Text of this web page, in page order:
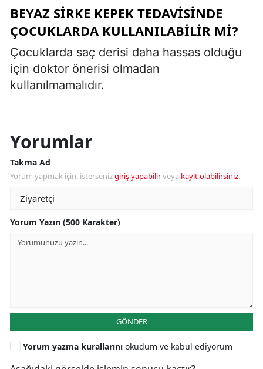
BEYAZ SIRKE KEPEK TEDAVISINDE
ÇOCUKLARDA KULLANILABILIR MI?
Çocuklarda saç derisi daha hassas olduğu
için doktor önerisi olmadan
kullanılmamalıdır.
Yorumlar
Takma Ad
Yorum yapmak için, istersenizgiriş yapabilirveya kayıt olabilirsiniz.
Yorum Yazın (500 Karakter)
GÖNDER
Yorum yazma kurallarını okudum ve kabul ediyorum